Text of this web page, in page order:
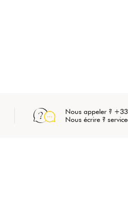
Nous appeler ?
Nous écrire ?